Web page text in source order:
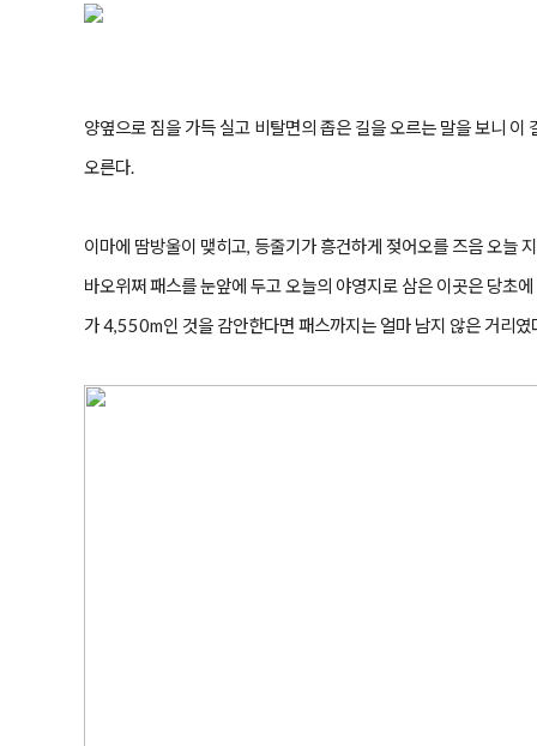
양옆으로 짐을 가득 실고 비탈면의 좁은 길을 오르는 말을 보니
오른다.
이마에 땀방울이 맺히고, 등줄기가 흥건하게 젖어오를 즈음 오늘
바오위쩌 패스를 눈앞에 두고 오늘의 야영지로 삼은 이곳은 당초
가 4,550m인 것을 감안한다면 패스까지는 얼마 남지 않은 거리였